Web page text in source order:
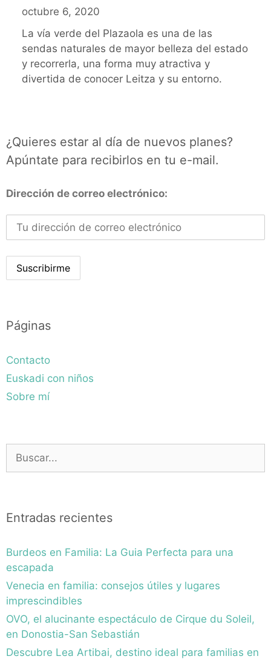
octubre 6, 2020
La vía verde del Plazaola es una de las
sendas naturales de mayor belleza del estado
y recorrerla, una forma muy atractiva y
divertida de conocer Leitza y su entorno.
¿Quieres estar al día de nuevos planes?
Apúntate para recibirlos en tu e-mail.
Dirección de correo electrónico:
Páginas
Contacto
Euskadi con niños
Sobre mí
Entradas recientes
Burdeos en Familia: La Guia Perfecta para una
escapada
Venecia en familia: consejos útiles y lugares
imprescindibles
OVO, el alucinante espectáculo de Cirque du Soleil,
en Donostia-San Sebastián
Descubre Lea Artibai, destino ideal para familias en